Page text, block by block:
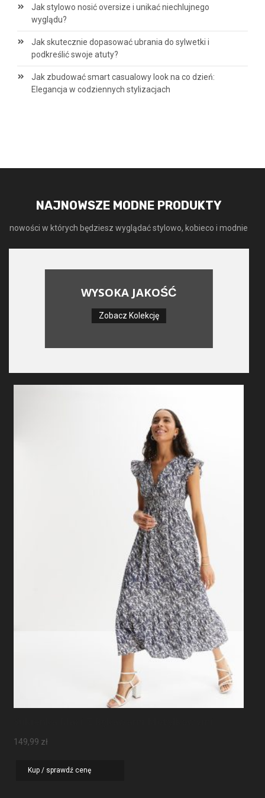
Jak stylowo nosić oversize i unikać niechlujnego
wyglądu?
Jak skutecznie dopasować ubrania do sylwetki i
podkreślić swoje atuty?
Jak zbudować smart casualowy look na co dzień:
Elegancja w codziennych stylizacjach
NAJNOWSZE MODNE PRODUKTY
nowości w których będziesz wyglądać stylowo, kobieco i modnie
WYSOKA JAKOŚĆ
Zobacz Kolekcję
149,99 zł
Kup / sprawdź cenę